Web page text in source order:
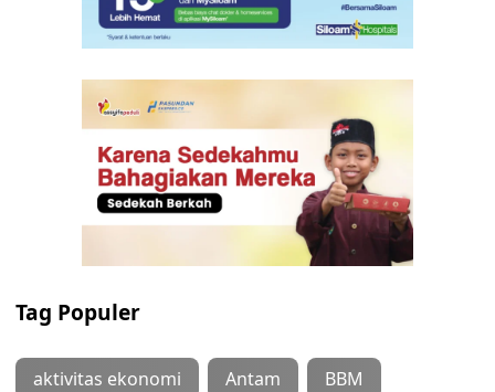
Tag Populer
aktivitas ekonomi Antam BBM